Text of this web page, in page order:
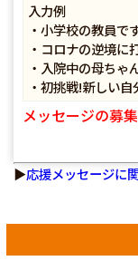
入力例
・小学校の教員
・コロナの逆境
・入院中の母ち
・初挑戦!新しい
メッセージの募
▶応援メッセージに